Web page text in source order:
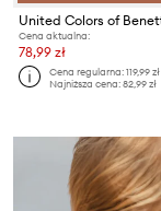
Cena aktualna:
78,99 zł
Cena regularna:119,99 zł
Najniższa cena:82,99 zł